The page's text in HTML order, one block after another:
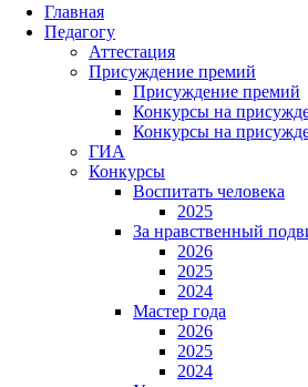
Главная
Педагогу
Аттестация
Присуждение премий
Присуждение премий
Конкурсы на
Конкурсы на
ГИА
Конкурсы
Воспитать человека
2025
За нравственный
2026
2025
2024
Мастер года
2026
2025
2024